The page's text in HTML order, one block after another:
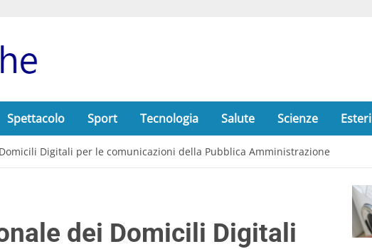
Spettacolo Sport Tecnologia Salute Scienze Esteri
Digitali per le comunicazioni della Pubblica Amministrazione
dei Domicili Digitali